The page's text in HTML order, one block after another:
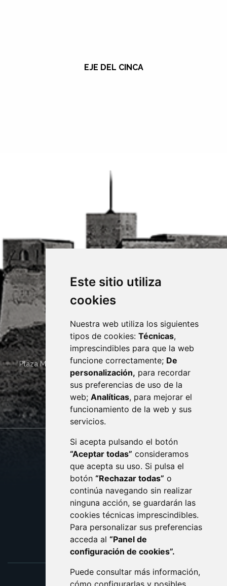
Este sitio utiliza
cookies
Nuestra web utiliza los siguientes
tipos de cookies: Técnicas,
imprescindibles para que la web
funcione correctamente; De
personalización, para recordar
sus preferencias de uso de la
web; Analíticas, para mejorar el
funcionamiento de la web y sus
servicios.
Si acepta pulsando el botón
“Aceptar todas” consideramos
que acepta su uso. Si pulsa el
botón “Rechazar todas” o
continúa navegando sin realizar
ninguna acción, se guardarán las
cookies técnicas imprescindibles.
Para personalizar sus preferencias
acceda al “Panel de
configuración de cookies”.
Puede consultar más información,
cómo configurarlas y posibles
EJE DEL CINCA
Plaza Mayor 4 22400 MONZÓN - ARAGÓN (ESPAÑA)
· (34) 974 400 700 ·
sac@monzon.es
monzon.es
CONTACTO
AVISO LEGAL
PROTECCIÓN DE DATOS
POLÍTICA DE COOKIES
ACCESIBILIDAD
ENLACE EXTERNO AL